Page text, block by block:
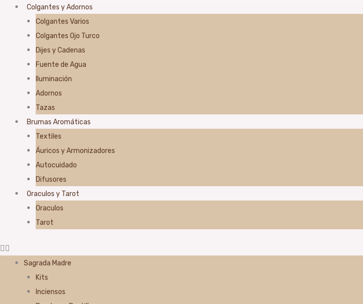
Colgantes y Adornos
Colgantes Varios
Colgantes Ojo Turco
Dijes y Cadenas
Fuente de Agua
Iluminación
Adornos
Tazas
Brumas Aromáticas
Textiles
Áuricos y Armonizadores
Autocuidado
Difusores
Oraculos y Tarot
Oraculos
Tarot
Sagrada Madre
Kits
Inciensos